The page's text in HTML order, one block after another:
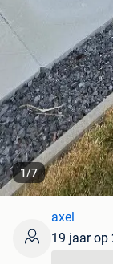
1/7
axel
19 jaar op